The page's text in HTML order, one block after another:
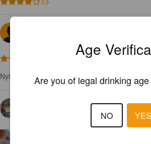
3.9
Nyt on kunnolla hazy JA kunnolla APA.
Age
Are you of legal drinking
NO YES